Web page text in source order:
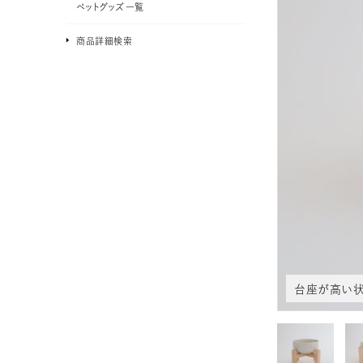
台座が高い
ペットグッズ一覧
商品詳細検索